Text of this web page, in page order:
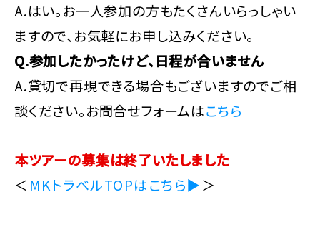
A.はい。お一人参加の方もたくさんいらっしゃい
ますので、お気軽にお申し込みください。
Q.参加したかったけど、日程が合いません
A.貸切で再現できる場合もございますのでご相
談ください。お問合せフォームはこちら
本ツアーの募集は終了いたしました
＜ MKトラベルTOPはこちら▶＞